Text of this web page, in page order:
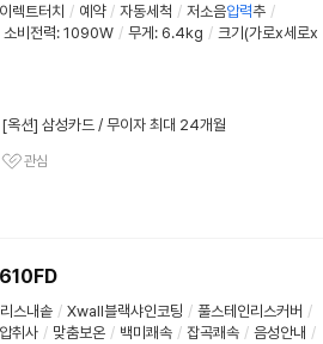
렉트터치 / 예약 / 자동세척 / 저소음압력추 /
소비전력: 1090W / 무게 : 6.4kg / 크기(가로x세로x
션] 삼성카드 / 무이자 최대 24개월
상품
관심
스내솥 / Xwall블랙샤인코팅 / 풀스테인리스커버 /
취사 / 맞춤보온 / 백미쾌속 / 잡곡쾌속 / 음성안내 /